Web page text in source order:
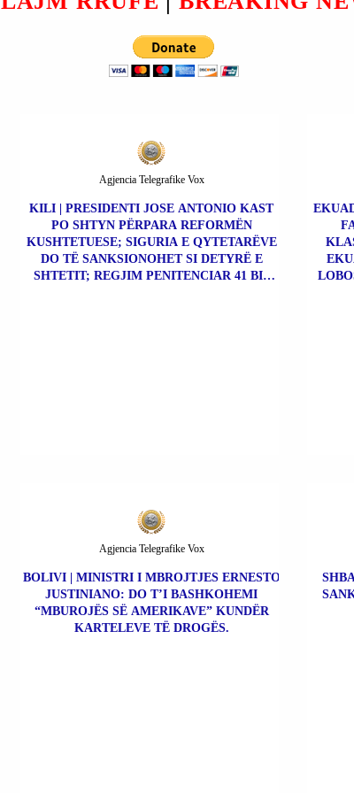
KILI | PRESIDENTI JOSE ANTONIO KAST
PO SHTYN PËRPARA REFORMËN
KUSHTETUESE; SIGURIA E QYTETARËVE
DO TË SANKSIONOHET SI DETYRË E
SHTETIT; REGJIM PENITENCIAR 41 BIS
Agjencia Telegrafike Vox
BOLIVI | MINISTRI I MBROJTJES ERNESTO
JUSTINIANO: DO T’I BASHKOHEMI
“MBUROJËS SË AMERIKAVE” KUNDËR
KARTELEVE TË DROGËS.
Agjencia Telegrafike Vox